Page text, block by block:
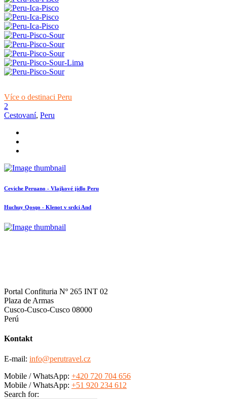
Více o destinaci Peru
2
Cestovaní, Peru
Ceviche Peruano - Vlajkové jídlo Peru
Huchuy Qosqo - Klenot v srdci And
Portal Confituria Nº 265 INT 02
Plaza de Armas
Cusco-Cusco-Cusco 08000
Perú
Kontakt
E-mail: info@perutravel.cz
Mobile / WhatsApp: +420 720 704 656
Mobile / WhatsApp: +51 920 234 612
Search for: